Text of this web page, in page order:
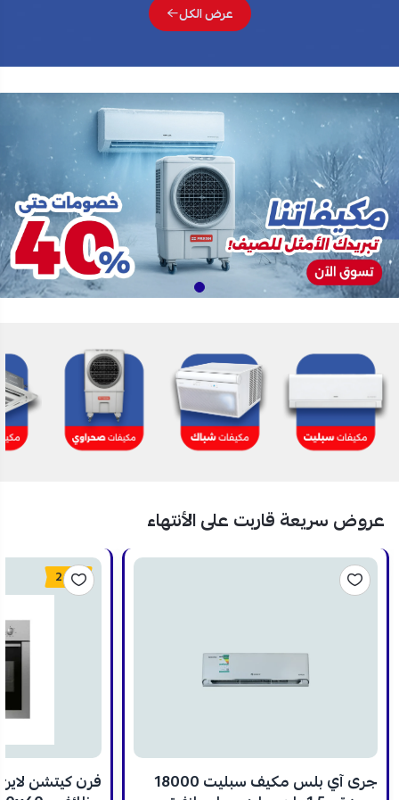
عرض الكل
عروض سريعة قاربت على الأنتهاء
جرى آي بلس مكيف سبليت 18000
24%